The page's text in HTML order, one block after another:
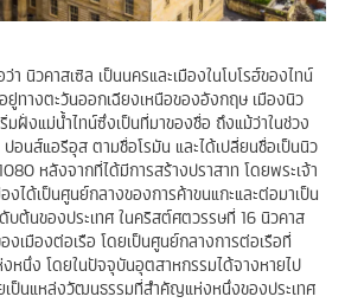
า นิวคาสเซิล เป็นนครและเมืองในโบโรฮ์ของไทน์
ทางตะวันออกเฉียงเหนือของอังกฤษ เมืองนิว
ฝั่งแม่น้ำไทน์ซึ่งเป็นที่มาของชื่อ ถึงแม้ว่าในช่วง
อนส์แอรีอุส ตามชื่อโรมัน และได้เปลี่ยนชื่อเป็นนิว
หลังจากที่ได้มีการสร้างปราสาท โดยพระเจ้า
งได้เป็นศูนย์กลางของการค้าขนแกะและต่อมาเป็น
บต้นของประเทศ ในคริสต์ศตวรรษที่ 16 นิวคาส
งเมืองต่อเรือ โดยเป็นศูนย์กลางการต่อเรือที่
หนึ่ง โดยในปัจจุบันอุตสาหกรรมได้จางหายไป
เป็นแหล่งวัฒนธรรมที่สำคัญแห่งหนึ่งของประเทศ